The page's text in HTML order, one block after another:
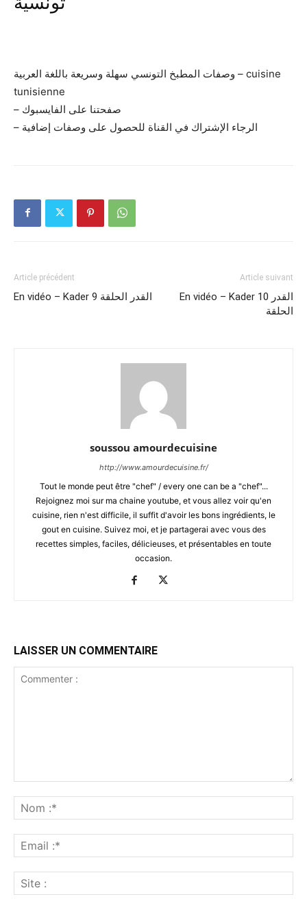
وصفات المطبخ التونسي سهلة وسريعة باللغة العربية – cuisine
tunisienne
– صفحتنا على الفايسبوك
– الرجاء الإشتراك في القناة للحصول على وصفات إضافية
Article précédent
En vidéo – Kader 9 القدر الحلقة
Article suivant
En vidéo – Kader 10 القدر
الحلقة
soussou amourdecuisine
http://www.amourdecuisine.fr/
Tout le monde peut être "chef" / every one can be a "chef"...
Rejoignez moi sur ma chaine youtube, et vous allez voir qu'en
cuisine, rien n'est difficile, il suffit d'avoir les bons ingrédients, le
gout en cuisine. Suivez moi, et je partagerai avec vous des
recettes simples, faciles, délicieuses, et présentables en toute
occasion.
LAISSER UN COMMENTAIRE